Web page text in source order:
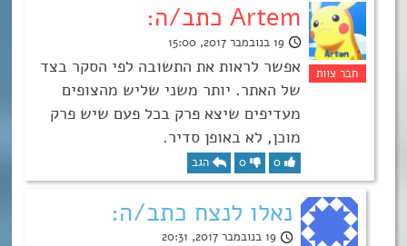
Artem כתב/ה:
19 בנובמבר 2017, 15:00
אפשר לראות את התשובה לפי הסקר בצד
של האתר. יותר משני שליש מהצופים
מעדיפים שיצא פרק בכל פעם שיש פרק
מוכן, לא באופן סדיר.
0
0 הגב
נאלו לנצח כתב/ה:
19 בנובמבר 2017, 20:31